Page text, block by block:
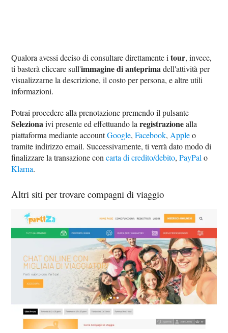
Qualora avessi deciso di consultare direttamente itour, invece,
ti basterà cliccare sull'immagine di anteprima dell'attività per
visualizzarne la descrizione, il costo per persona, e altre utili
informazioni.
Potrai procedere alla prenotazione premendo il pulsante
Seleziona ivi presente ed effettuando laregistrazionealla
piattaforma mediante accountGoogle,Facebook, Appleo
tramite indirizzo email. Successivamente, ti verrà dato modo di
finalizzare la transazione concarta di credito/debito,PayPal o
Klarna.
Altri siti per trovare compagni di viaggio